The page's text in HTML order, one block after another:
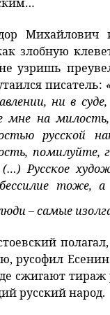
Михайлович
злобную
узришь
писатель:
ни в
мне на милость,
русской
помилуйте,
Русское
бессилие тоже,
– самые
русофил
сжигают
русский народ.